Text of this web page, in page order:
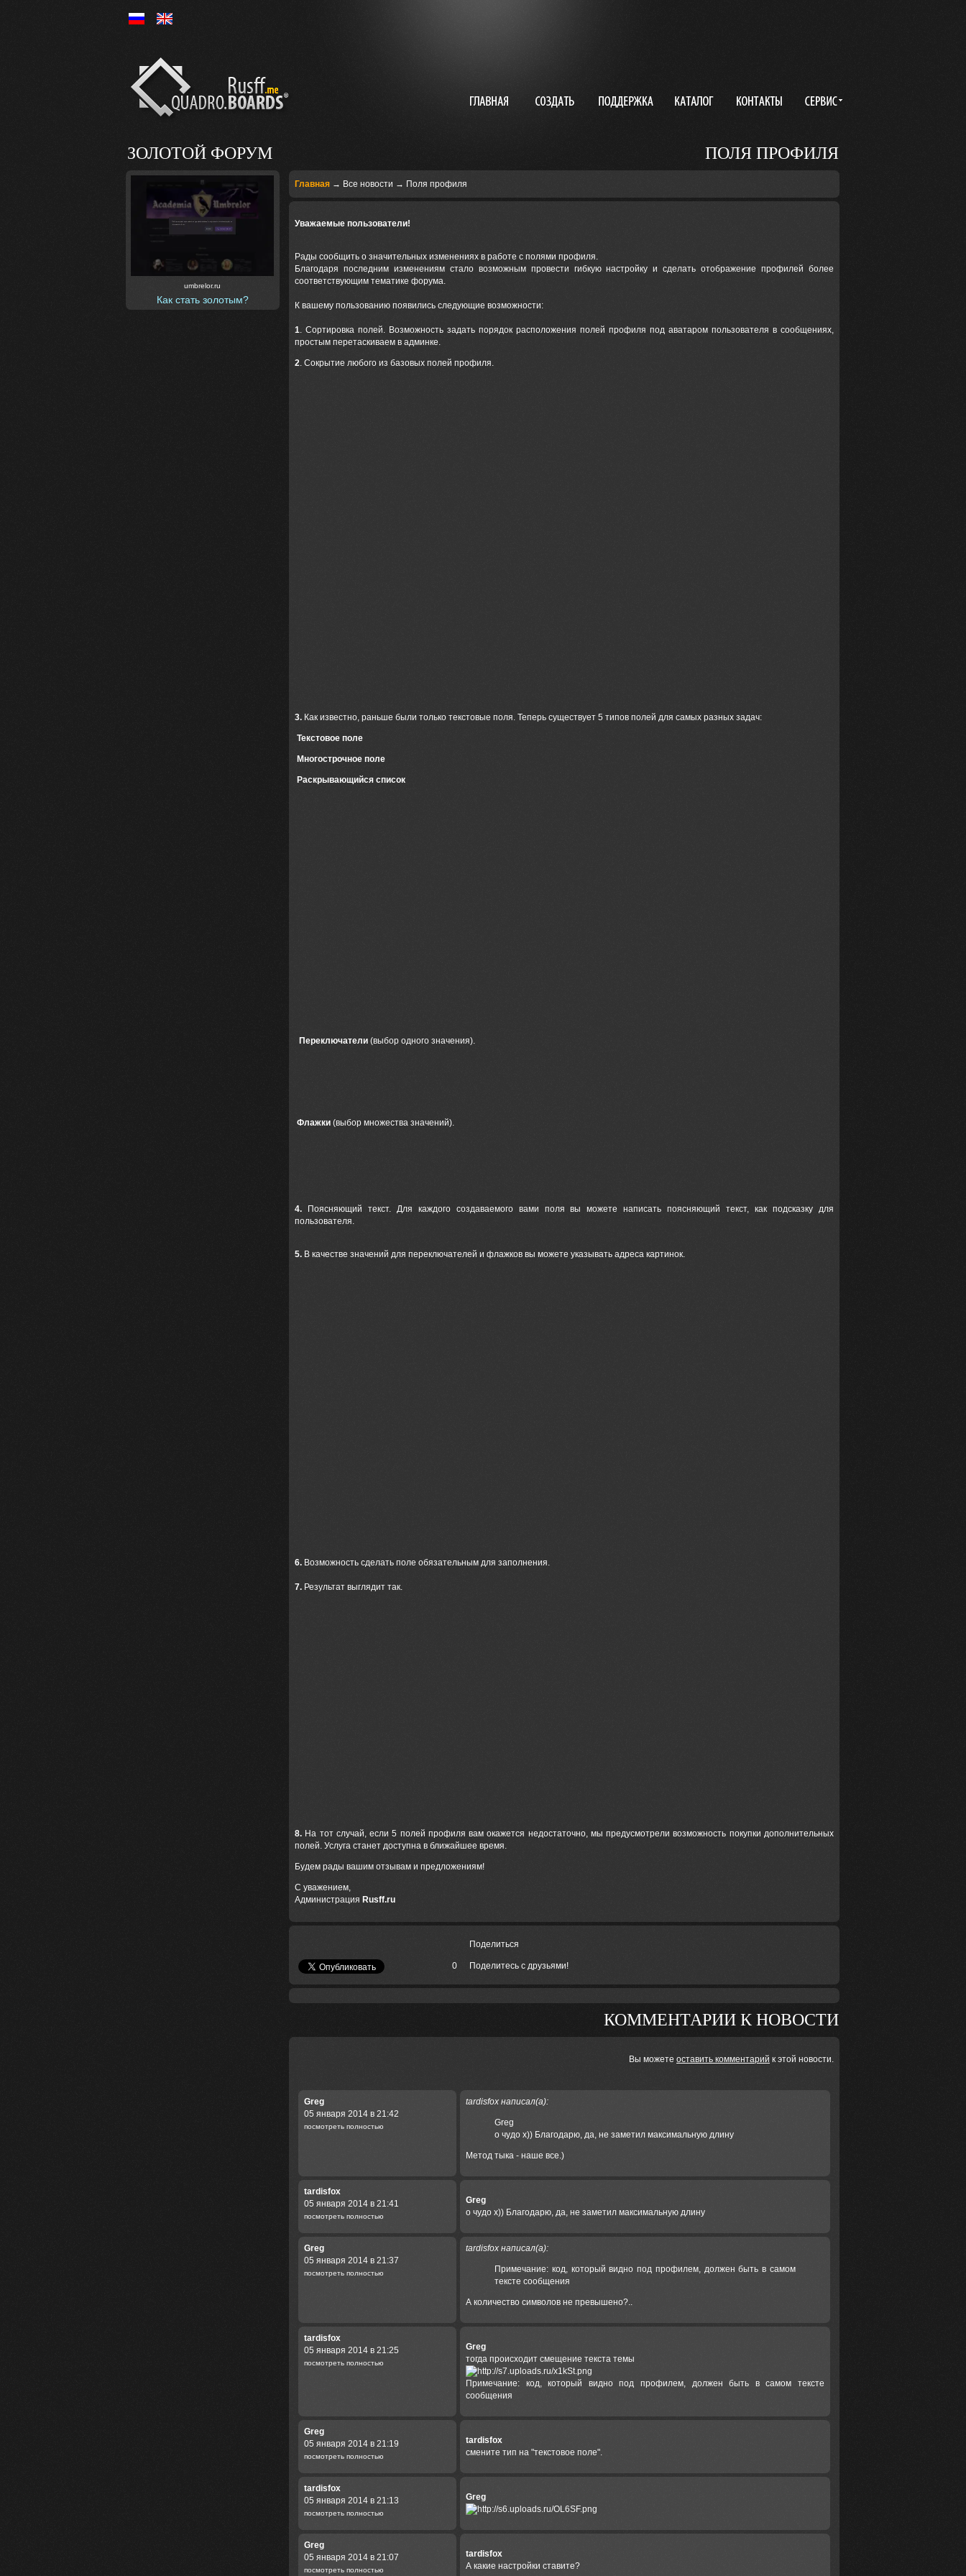
Ру En
ЗОЛОТОЙ ФОРУМ
umbrelor.ru
Как стать золотым?
ПОЛЯ ПРОФИЛЯ
Главная → Все новости → Поля профиля
Уважаемые пользователи!
Рады сообщить о значительных изменениях в работе с полями профиля.
Благодаря последним изменениям стало возможным провести гибкую настройку и сделать отображение профилей более
соответствующим тематике форума.
К вашему пользованию появились следующие возможности:
1. Сортировка полей. Возможность задать порядок расположения полей профиля под аватаром пользователя в сообщениях,
простым перетаскиваем в админке.
2. Сокрытие любого из базовых полей профиля.
3. Как известно, раньше были только текстовые поля. Теперь существует 5 типов полей для самых разных задач:
Текстовое поле
Многострочное поле
Раскрывающийся список
Переключатели (выбор одного значения).
Флажки (выбор множества значений).
4. Поясняющий текст. Для каждого создаваемого вами поля вы можете написать поясняющий текст, как подсказку для
пользователя.
5. В качестве значений для переключателей и флажков вы можете указывать адреса картинок.
6. Возможность сделать поле обязательным для заполнения.
7. Результат выглядит так.
8. На тот случай, если 5 полей профиля вам окажется недостаточно, мы предусмотрели возможность покупки дополнительных
полей. Услуга станет доступна в ближайшее время.
Будем рады вашим отзывам и предложениям!
С уважением,
Администрация Rusff.ru
Поделиться
0 Поделитесь с друзьями!
КОММЕНТАРИИ К НОВОСТИ
Вы можете оставить комментарий к этой новости.
Greg
05 января 2014 в 21:42
посмотреть полностью
tardisfox написал(а):
Greg
о чудо х)) Благодарю, да, не заметил максимальную длину
Метод тыка - наше все.)
tardisfox
05 января 2014 в 21:41
посмотреть полностью
Greg
о чудо х)) Благодарю, да, не заметил максимальную длину
Greg
05 января 2014 в 21:37
посмотреть полностью
tardisfox написал(а):
Примечание: код, который видно под профилем, должен быть в самом
тексте сообщения
А количество символов не превышено?..
tardisfox
05 января 2014 в 21:25
посмотреть полностью
Greg
тогда происходит смещение текста темы
Примечание: код, который видно под профилем, должен быть в самом тексте
сообщения
Greg
05 января 2014 в 21:19
посмотреть полностью
tardisfox
смените тип на "текстовое поле".
tardisfox
05 января 2014 в 21:13
посмотреть полностью
Greg
Greg
05 января 2014 в 21:07
посмотреть полностью
tardisfox
А какие настройки ставите?